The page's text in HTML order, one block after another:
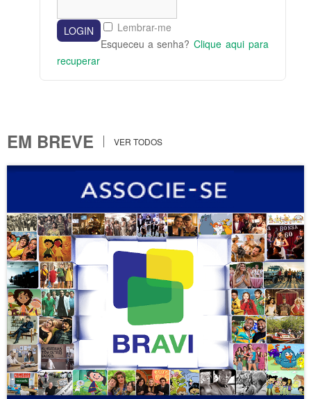
Lembrar-me
Esqueceu a senha? Clique aqui para
recuperar
EM BREVE VER TODOS